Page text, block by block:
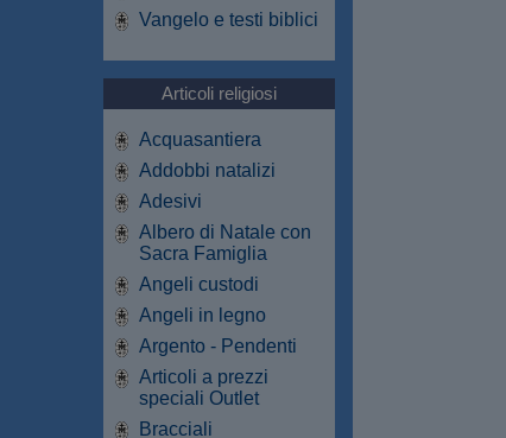
Vangelo e testi biblici
Articoli religiosi
Acquasantiera
Addobbi natalizi
Adesivi
Albero di Natale con
Sacra Famiglia
Angeli custodi
Angeli in legno
Argento - Pendenti
Articoli a prezzi
speciali Outlet
Bracciali